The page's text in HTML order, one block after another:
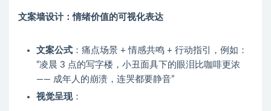
文案墙设计：情绪价值的可视化表达
文案公式 ：痛点场景 + 情感共鸣 + 行动指引，例如：
“凌晨 3 点的写字楼，小丑面具下的眼泪比咖啡更浓
—— 成年人的崩溃，连哭都要静音”
视觉呈现：